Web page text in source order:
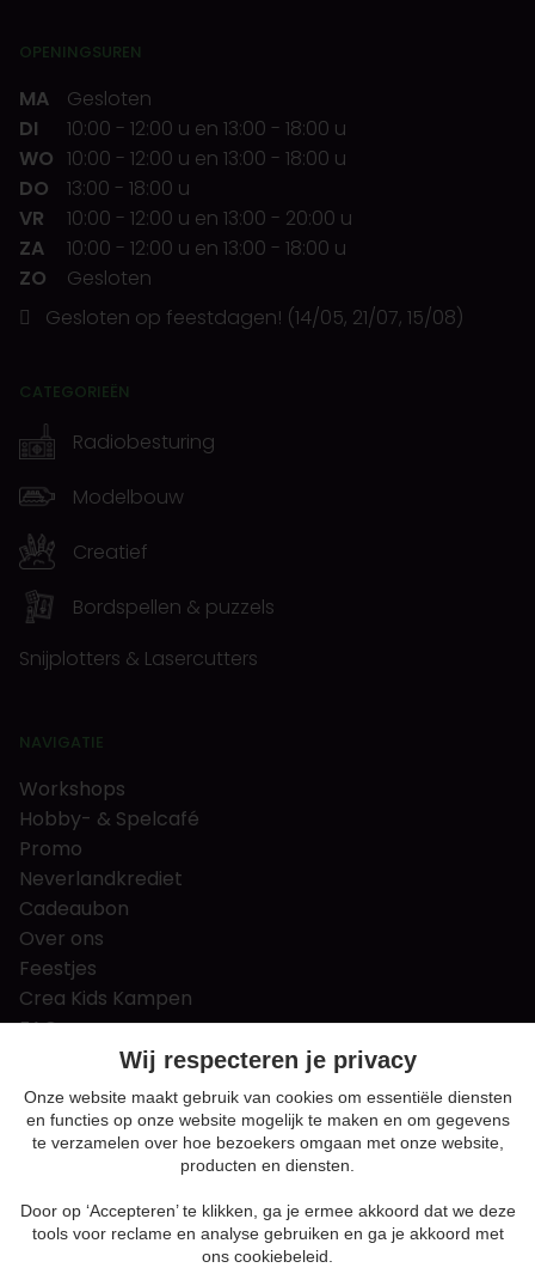
OPENINGSUREN
MA
Gesloten
DI
10:00 - 12:00 u en 13:00 - 18:00 u
WO 10:00 - 12:00 u en 13:00 - 18:00 u
DO
13:00 - 18:00 u
VR
10:00 - 12:00 u en 13:00 - 20:00 u
ZA
10:00 - 12:00 u en 13:00 - 18:00 u
ZO
Gesloten
Gesloten op feestdagen! (14/05, 21/07, 15/08)
CATEGORIEËN
Radiobesturing
Modelbouw
Creatief
Bordspellen & puzzels
Snijplotters & Lasercutters
NAVIGATIE
Workshops
Hobby- & Spelcafé
Promo
Neverlandkrediet
Cadeaubon
Over ons
Feestjes
Crea Kids Kampen
FAQ
Tips & tricks
Contact
Nieuws & Vacatures
Algemene voorwaarden
Privacy en cookie policy
Wij respecteren je privacy
Onze website maakt gebruik van cookies om essentiële diensten
en functies op onze website mogelijk te maken en om gegevens
te verzamelen over hoe bezoekers omgaan met onze website,
producten en diensten.
Door op ‘Accepteren’ te klikken, ga je ermee akkoord dat we deze
tools voor reclame en analyse gebruiken en ga je akkoord met
ons cookiebeleid.